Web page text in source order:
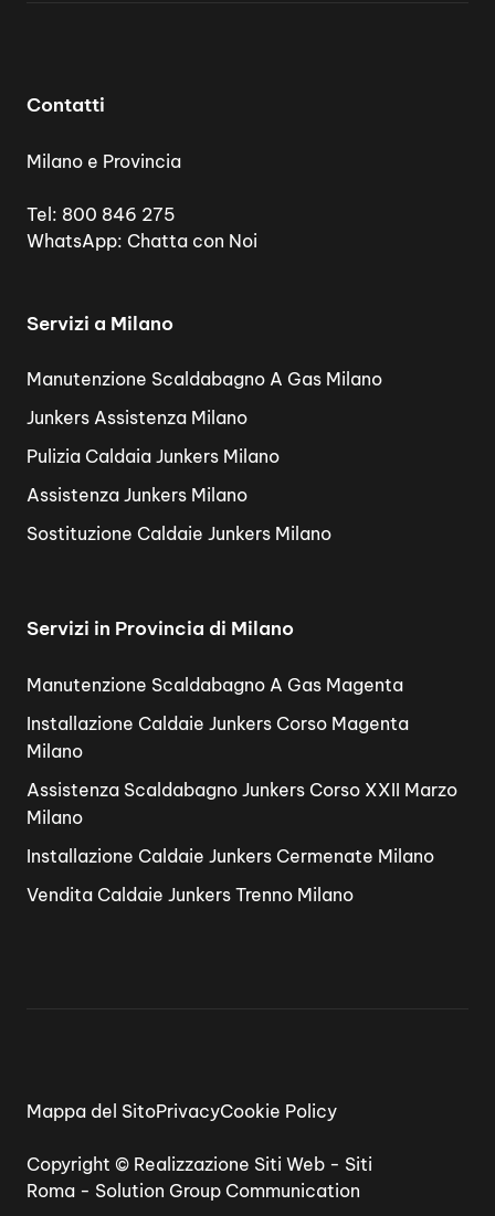
Contatti
Milano e Provincia
Tel: 800 846 275
WhatsApp: Chatta con Noi
Servizi a Milano
Manutenzione Scaldabagno A Gas Milano
Junkers Assistenza Milano
Pulizia Caldaia Junkers Milano
Assistenza Junkers Milano
Sostituzione Caldaie Junkers Milano
Servizi in Provincia di Milano
Manutenzione Scaldabagno A Gas Magenta
Installazione Caldaie Junkers Corso Magenta
Milano
Assistenza Scaldabagno Junkers Corso XXII Marzo
Milano
Installazione Caldaie Junkers Cermenate Milano
Vendita Caldaie Junkers Trenno Milano
Copyright © Realizzazione Siti Web - Siti
Roma - Solution Group Communication
Mappa del SitoPrivacyCookie Policy